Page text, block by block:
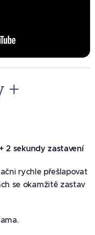
+
2 sekundy zastavení
rychle přešlapovat
se okamžitě zastav